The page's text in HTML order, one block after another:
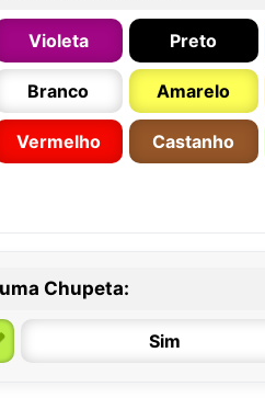
Violeta Preto
Branco Amarelo
Vermelho Castanho
Chupeta:
Sim